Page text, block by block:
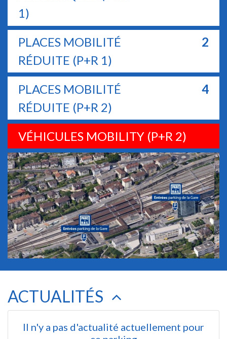
1)
PLACES MOBILITÉ
RÉDUITE (P+R 1)
2
PLACES MOBILITÉ
RÉDUITE (P+R 2)
4
VÉHICULES MOBILITY (P+R 2)
Previous Next
ACTUALITÉS
Il n'y a pas d'actualité actuellement pour